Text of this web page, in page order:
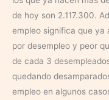
de hoy son 2.117.300.
empleo significa que
por desempleo y peor
de cada 3
quedando
empleo en algunos